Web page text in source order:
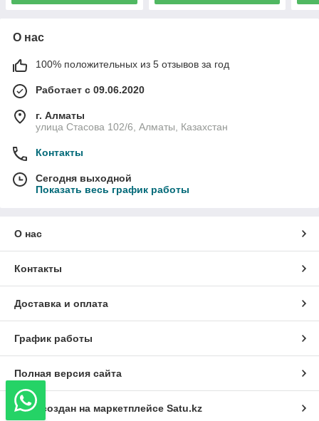
О нас
100% положительных из 5 отзывов за год
Работает с 09.06.2020
г. Алматы
улица Стасова 102/6, Алматы, Казахстан
Контакты
Сегодня выходной
Показать весь график работы
О нас
Контакты
Доставка и оплата
График работы
Полная версия сайта
Сайт создан на маркетплейсе Satu.kz